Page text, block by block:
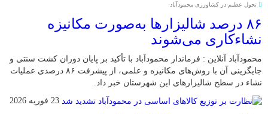
تحول عظیم در کشاورزی محمودآباد
۸۶ درصد شالیزارها به‌صورت مکانیزه
نشاءکاری می‌شوند
محمودآباد آنلاین : فرماندار محمودآباد با تأکید بر پایان دوران کشت سنتی و
جایگزینی آن با روش‌های مکانیزه و علمی، از پیشرفت ۸۶ درصدی عملیات
نشاء در سطح شالیزارهای این شهرستان خبر داد.
23 فوریه 2026